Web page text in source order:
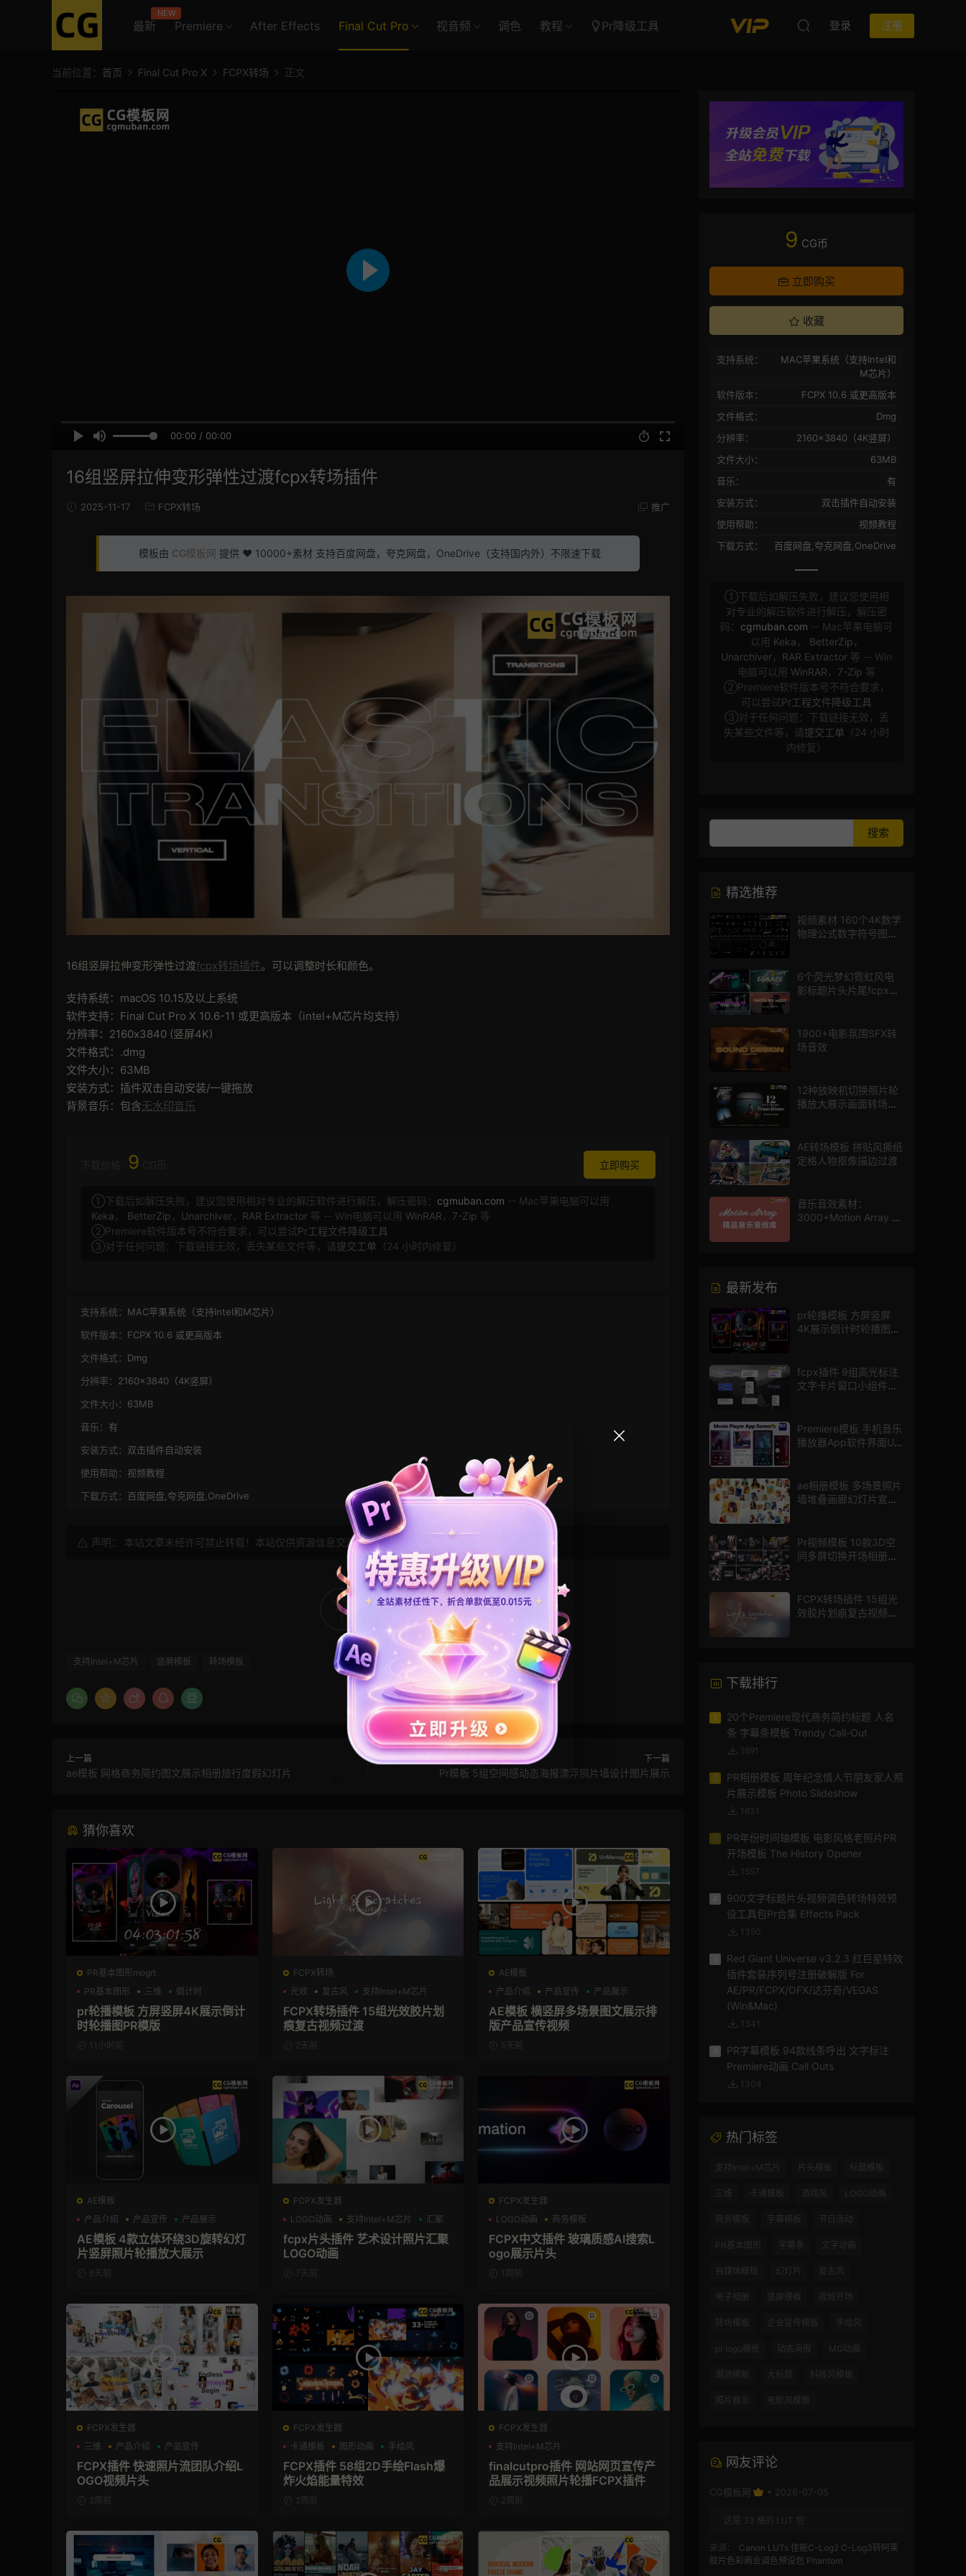
最新
NEW
Premiere After Effects Final Cut Pro 视音频 调色 教程 Pr降级工具 登录 注册
当前位置： 首页 Final Cut Pro X FCPX转场 正文
00:00 / 00:00
16组竖屏拉伸变形弹性过渡fcpx转场插件
2025-11-17 FCPX转场 推广
模板由 CG模板网 提供 ❤️ 10000+素材 支持百度网盘，夸克网盘，OneDrive（支持国内外）不限速下载
16组竖屏拉伸变形弹性过渡fcpx转场插件。可以调整时长和颜色。
支持系统：macOS 10.15及以上系统
软件支持：Final Cut Pro X 10.6-11 或更高版本（intel+M芯片均支持）
分辨率：2160x3840 (竖屏4K)
文件格式：.dmg
文件大小：63MB
安装方式：插件双击自动安装/一键拖放
背景音乐：包含无水印音乐
9 立即购买
①下载后如解压失败，建议您使用相对专业的解压软件进行解压，解压密码： cgmuban.com -- Mac苹果电脑可以用
Keka ， BetterZip ， Unarchiver， RAR Extractor 等 -- Win电脑可以用 WinRAR ， 7-Zip 等
②Premiere软件版本号不符合要求，可以尝试Pr工程文件降级工具
③对于任何问题：下载链接无效，丢失某些文件等，请提交工单 （24 小时内修复）
支持系统： MAC苹果系统（支持Intel和M芯片）
软件版本： FCPX 10.6 或更高版本
文件格式： Dmg
分辨率： 2160×3840（4K竖屏）
文件大小： 63MB
音乐： 有
安装方式： 双击插件自动安装
使用帮助： 视频教程
下载方式： 百度网盘,夸克网盘,OneDrive
声明： 本站文章未经许可禁止转载！本站仅供资源信息交流学习， 版权说明
支持Intel+M芯片 竖屏模板 转场模板
上一篇
ae模板 网格商务简约图文展示相册旅行度假幻灯片
下一篇
Pr模板 5组空间感动态海报漂浮照片墙设计图片展示
猜你喜欢
PR基本图形mogrt
PR基本图形
三维 倒计时
pr轮播模板 方屏竖屏4K展示倒计
时轮播图PR模版
11小时前
FCPX转场
光效
复古风 支持Intel+M芯片
FCPX转场插件 15组光效胶片划
痕复古视频过渡
2天前
AE模板
产品介绍
产品宣传 产品展示
AE模板 横竖屏多场景图文展示排
版产品宣传视频
5天前
AE模板
产品介绍
产品宣传 产品展示
AE模板 4款立体环绕3D旋转幻灯
片竖屏照片轮播放大展示
6天前
FCPX发生器
LOGO动画
支持Intel+M芯片 汇聚
fcpx片头插件 艺术设计照片汇聚
LOGO动画
7天前
FCPX发生器
LOGO动画
商务模板
支持Intel+M芯片
FCPX中文插件 玻璃质感AI搜索L
ogo展示片头
1周前
FCPX发生器
三维
产品介绍 产品宣传
FCPX插件 快速照片流团队介绍L
OGO视频片头
2周前
FCPX发生器
卡通模板
图形动画 手绘风
FCPX插件 58组2D手绘Flash爆
炸火焰能量特效
2周前
FCPX发生器
支持Intel+M芯片
finalcutpro插件 网站网页宣传产
品展示视频照片轮播FCPX插件
2周前
9 CG币
立即购买
收藏
支持系统：
MAC苹果系统（支持Intel和
M芯片）
软件版本：
FCPX 10.6 或更高版本
文件格式：
Dmg
分辨率：
2160×3840（4K竖屏）
文件大小：
63MB
音乐：
有
安装方式：
双击插件自动安装
使用帮助：
视频教程
下载方式：
百度网盘,夸克网盘,OneDrive
①下载后如解压失败，建议您使用相
对专业的解压软件进行解压，解压密
码： cgmuban.com -- Mac苹果电脑可
以用 Keka ， BetterZip ，
Unarchiver， RAR Extractor 等 -- Win
电脑可以用 WinRAR ， 7-Zip 等
②Premiere软件版本号不符合要求，
可以尝试Pr工程文件降级工具
③对于任何问题：下载链接无效，丢
失某些文件等，请提交工单 （24 小时
内修复）
精选推荐
视频素材 160个4K数学
物理公式数字符号图标
6个荧光梦幻霓虹风电
影标题片头片尾fcpx插
1900+电影氛围SFX转
场音效
12种放映机切换照片轮
播放大展示画面转场动
AE转场模板 拼贴风撕纸
定格人物抠像描边过渡
音乐音效素材：
3000+Motion Array 影
最新发布
pr轮播模板 方屏竖屏
4K展示倒计时轮播图
fcpx插件 9组高光标注
文字卡片窗口小组件浮
Premiere模板 手机音乐
播放器App软件界面UI
ae相册模板 多场景照片
墙堆叠画廊幻灯片宣传
Pr视频模板 10款3D空
间多屏切换开场相册视
FCPX转场插件 15组光
效胶片划痕复古视频过
下载排行
1
20个Premiere现代商务简约标题 人名
条 字幕条模板 Trendy Call-Out
1691
2
PR相册模板 周年纪念情人节朋友家人照
片展示模板 Photo Slideshow
1631
3
PR年份时间轴模板 电影风格老照片PR
开场模板 The History Opener
1557
900文字标题片头视频调色转场特效预
设工具包Pr合集 Effects Pack
1350
Red Giant Universe v3.2.3 红巨星特效
插件套装序列号注册破解版 For
AE/PR/FCPX/OFX/达芬奇/VEGAS
(Win&Mac)
1341
PR字幕模板 94款线条呼出 文字标注
Premiere动画 Call Outs
1304
热门标签
支持Intel+M芯片 片头模板 标题模板
三维 卡通模板 游戏风 LOGO动画
商务模板 字幕模板 节日活动
PR基本图形 字幕条 文字动画
自媒体模板 幻灯片 复古风
电子相册 竖屏模板 视频开场
转场模板 企业宣传模板 手绘风
pr logo模板 动态海报 MG动画
潮流模板 大标题 科技风模板
照片展示 电影风模板
网友评论
CG模板网 • 2026-07-05
这是 33 格的 LUT 包
来源：
Canon LUTs 佳能C-Log2 C-Log3转阿莱
胶片色彩商业调色预设包 Phantom